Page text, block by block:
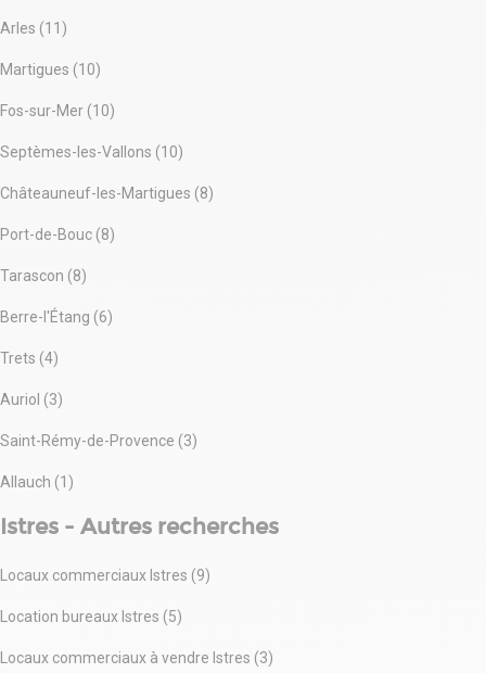
Arles (11)
Martigues (10)
Fos-sur-Mer (10)
Septèmes-les-Vallons (10)
Châteauneuf-les-Martigues (8)
Port-de-Bouc (8)
Tarascon (8)
Berre-l'Étang (6)
Trets (4)
Auriol (3)
Saint-Rémy-de-Provence (3)
Allauch (1)
Istres - Autres recherches
Locaux commerciaux Istres (9)
Location bureaux Istres (5)
Locaux commerciaux à vendre Istres (3)